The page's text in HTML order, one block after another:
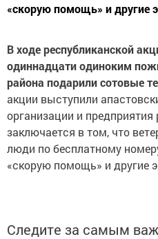
«скорую помощь» и другие
В ходе республиканской
одиннадцати одиноким
района подарили сотовые
акции выступили
организации и предприятия
заключается в том, что
люди по бесплатному
«скорую помощь» и другие
Следите за самым